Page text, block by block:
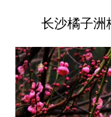
长沙橘子洲